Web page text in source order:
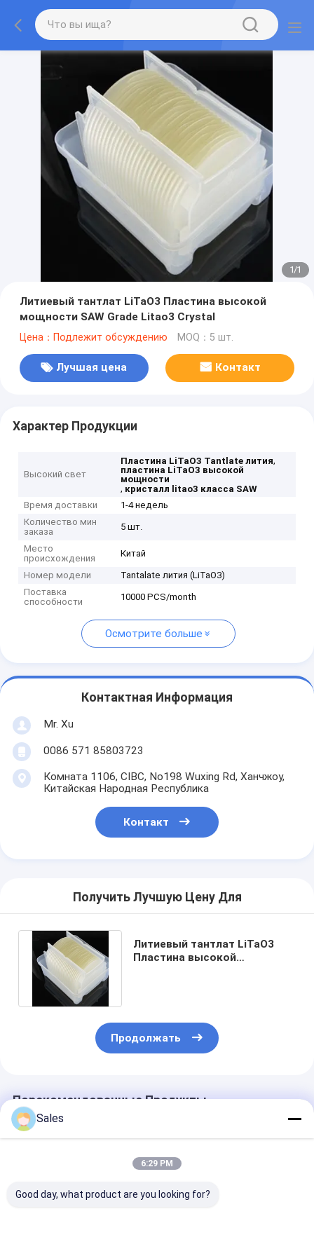
1/1
Литиевый тантлат LiTaO3 Пластина высокой
мощности SAW Grade Litao3 Crystal
Цена：Подлежит обсуждению MOQ：5 шт.
Лучшая цена Контакт
Характер Продукции
Высокий свет
Пластина LiTaO3 Tantlate лития,
пластина LiTaO3 высокой
мощности
, кристалл litao3 класса SAW
Время доставки
1-4 недель
Количество мин
заказа
5 шт.
Место
происхождения
Китай
Номер модели
Tantalate лития (LiTaO3)
Поставка
способности
10000 PCS/month
Осмотрите больше
Контактная Информация
Mr. Xu
0086 571 85803723
Комната 1106, CIBC, No198 Wuxing Rd, Ханчжоу,
Китайская Народная Республика
Контакт
Получить Лучшую Цену Для
Литиевый тантлат LiTaO3
Пластина высокой
Продолжать
Порекомендованные Продукты
Sales
6:29 PM
Good day, what product are you looking for?